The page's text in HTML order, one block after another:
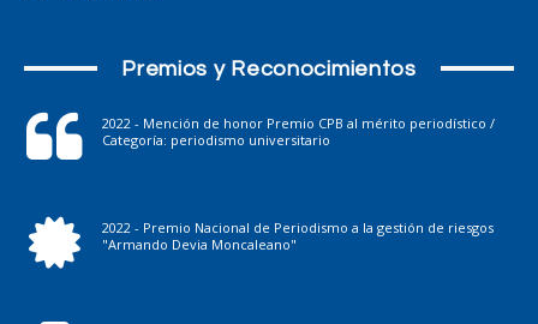
Premios y Reconocimientos
2022 - Mención de honor Premio CPB al mérito periodístico /
Categoría: periodismo universitario
2022 - Premio Nacional de Periodismo a la gestión de riesgos
"Armando Devia Moncaleano"